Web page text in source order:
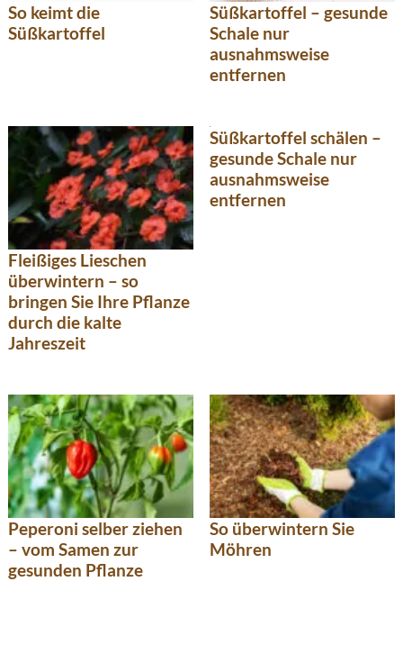
So keimt die
Süßkartoffel
Süßkartoffel – gesunde
Schale nur
ausnahmsweise
entfernen
Fleißiges Lieschen
überwintern – so
bringen Sie Ihre Pflanze
durch die kalte
Jahreszeit
Süßkartoffel schälen –
gesunde Schale nur
ausnahmsweise
entfernen
Peperoni selber ziehen
– vom Samen zur
gesunden Pflanze
So überwintern Sie
Möhren